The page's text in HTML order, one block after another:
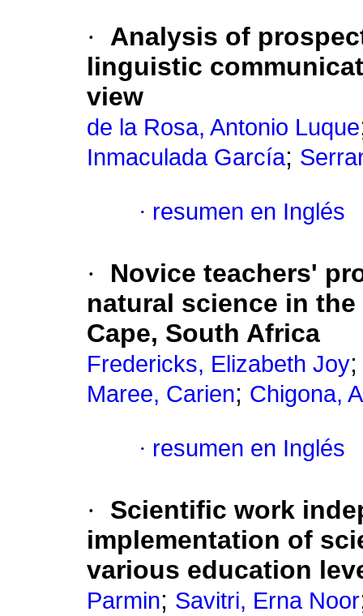
·
Analysis of
linguistic
view
de la Rosa, Antonio Luque
Inmaculada García;
· resumen en Inglés
·
Novice teachers'
natural science in
Cape, South Africa
Fredericks, Elizabeth Joy
Maree, Carien; Chigona,
· resumen en Inglés
·
Scientific work
implementation of
various education
Parmin; Savitri, Erna Noor